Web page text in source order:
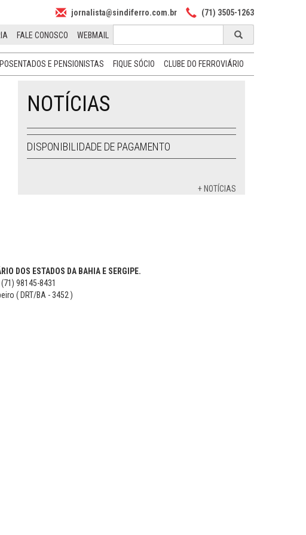
jornalista@sindiferro.com.br (71) 3505-1263
FALE CONOSCO WEBMAIL
E PENSIONISTAS FIQUE SÓCIO CLUBE DO FERROVIÁRIO
NOTÍCIAS
DISPONIBILIDADE DE PAGAMENTO
+ NOTÍCIAS
DOS ESTADOS DA BAHIA E SERGIPE.
98145-8431
( DRT/BA - 3452 )